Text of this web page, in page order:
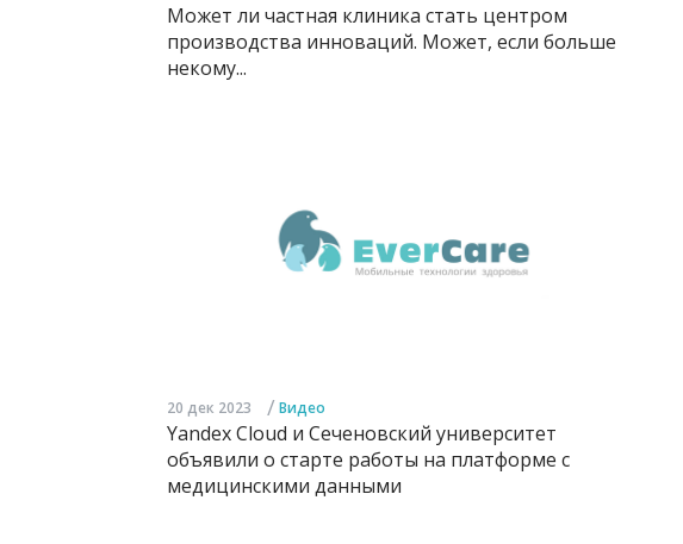
Может ли частная клиника стать центром
производства инноваций. Может, если больше
некому...
20 дек 2023 / Видео
Yandex Cloud и Сеченовский университет
объявили о старте работы на платформе с
медицинскими данными